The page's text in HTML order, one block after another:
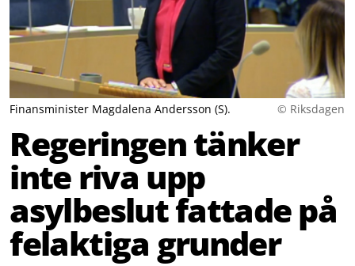
© Riksdagen
Finansminister Magdalena Andersson (S).
Regeringen tänker
inte riva upp
asylbeslut fattade på
felaktiga grunder